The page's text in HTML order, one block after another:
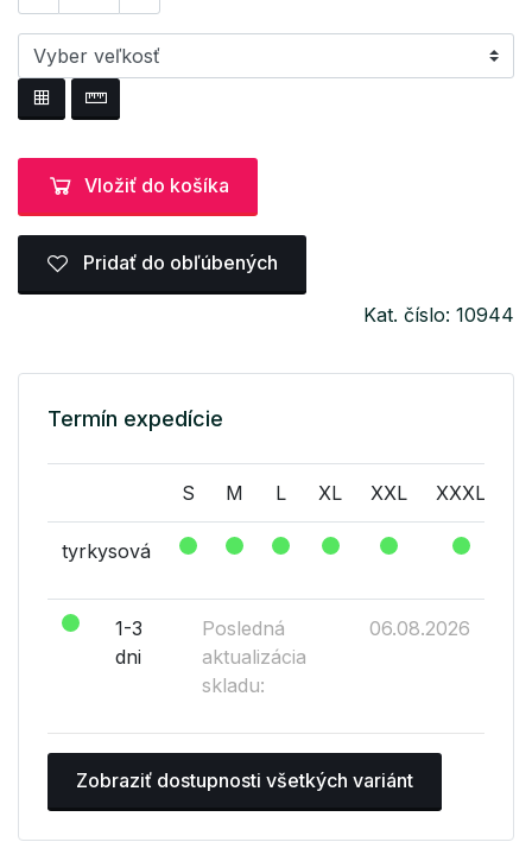
Vložiť do košíka
Pridať do obľúbených
Kat. číslo: 10944
Termín expedície
S M L XL XXL XXXL
tyrkysová
1-3
dni
Posledná
aktualizácia
skladu:
06.08.2026
Zobraziť dostupnosti všetkých variánt